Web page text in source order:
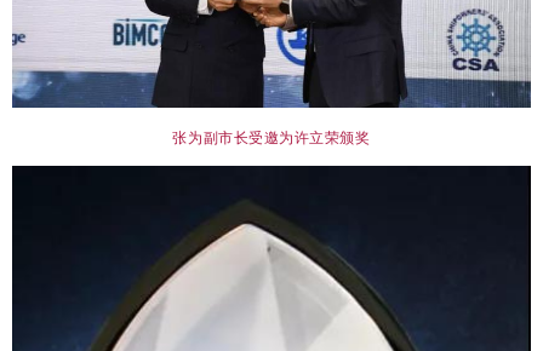
张为副市长受邀为许立荣颁奖